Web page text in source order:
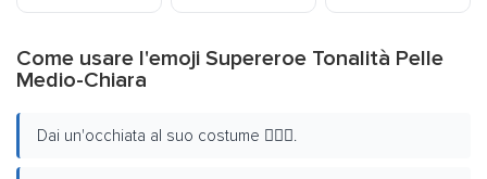
Come usare l'emoji Supereroe Tonalità Pelle
Medio-Chiara
Dai un'occhiata al suo costume 🦸🏼‍♂️.